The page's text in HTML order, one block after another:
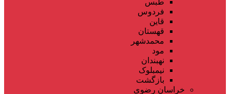
فردوس
قاین
قهستان
محمدشهر
مود
نهبندان
نیمبلوک
بازگشت
خراسان رضوی